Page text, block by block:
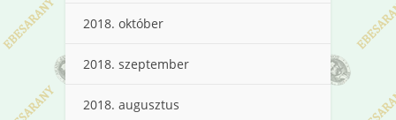
2018. október
2018. szeptember
2018. augusztus